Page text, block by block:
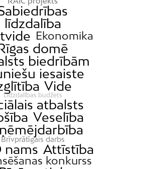
līdzdalība
Ekonomika
domē
biedrībām
iesaiste
Vide
Līdzdalības budžets
atbalsts
Veselība
Brīvprātīgais darbs
nams Attīstība
konkurss